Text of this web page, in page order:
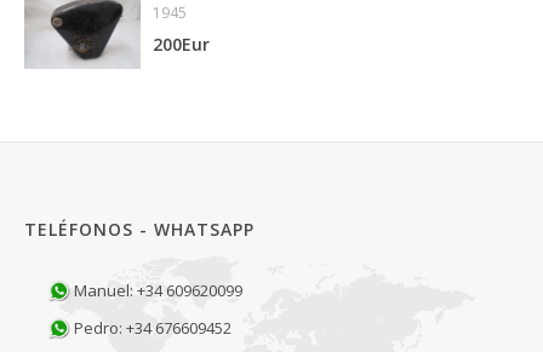
1945
200Eur
TELÉFONOS - WHATSAPP
Manuel: +34 609620099
Pedro: +34 676609452